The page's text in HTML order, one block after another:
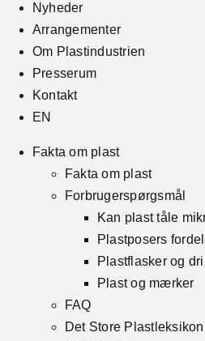
Nyheder
Arrangementer
Om Plastindustrien
Presserum
Kontakt
EN
Fakta om plast
Fakta om plast
Forbrugerspørgsmål
Kan plast tåle
Plastposers
Plastflasker og
Plast og mærker
FAQ
Det Store Plastleksikon